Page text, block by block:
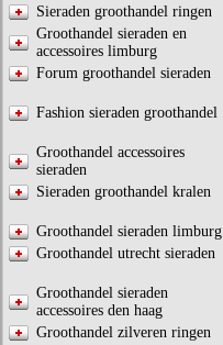
Sieraden groothandel ringen
Groothandel sieraden en
accessoires limburg
Forum groothandel sieraden
Fashion sieraden groothandel
Groothandel accessoires
sieraden
Sieraden groothandel kralen
Groothandel sieraden limburg
Groothandel utrecht sieraden
Groothandel sieraden
accessoires den haag
Groothandel zilveren ringen